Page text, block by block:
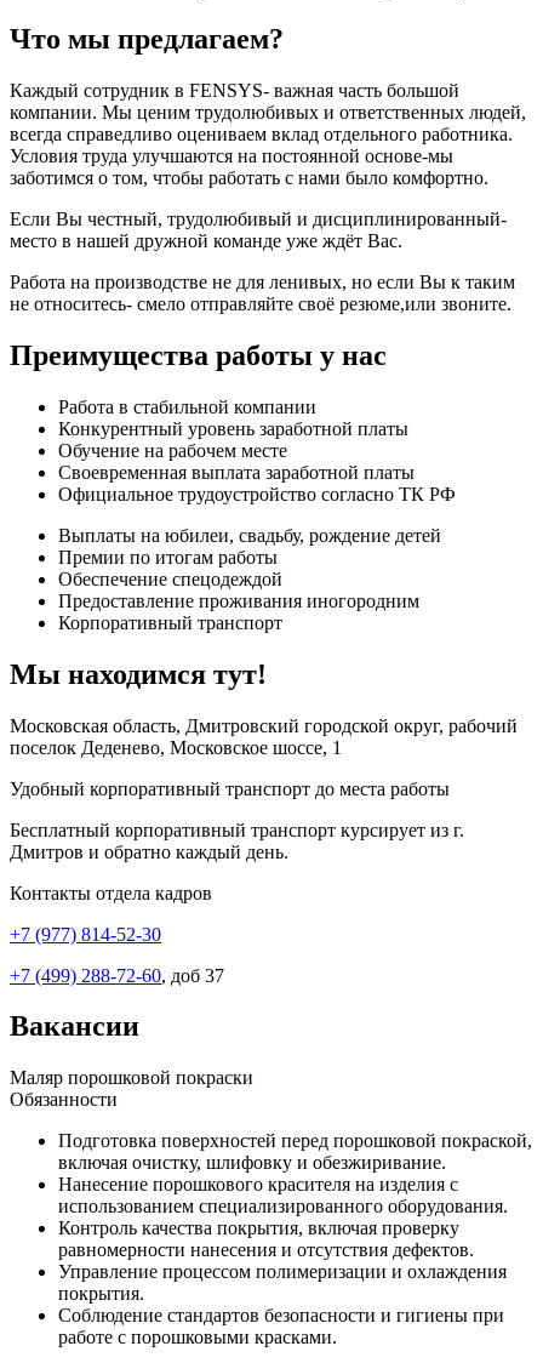
Что мы предлагаем?
Каждый сотрудник в FENSYS- важная часть большой
компании. Мы ценим трудолюбивых и ответственных людей,
всегда справедливо оцениваем вклад отдельного работника.
Условия труда улучшаются на постоянной основе-мы
заботимся о том, чтобы работать с нами было комфортно.
Если Вы честный, трудолюбивый и дисциплинированный-
место в нашей дружной команде уже ждёт Вас.
Работа на производстве не для ленивых, но если Вы к таким
не относитесь- смело отправляйте своё резюме,или звоните.
Преимущества работы у нас
Работа в стабильной компании
Конкурентный уровень заработной платы
Обучение на рабочем месте
Своевременная выплата заработной платы
Официальное трудоустройство согласно ТК РФ
Выплаты на юбилеи, свадьбу, рождение детей
Премии по итогам работы
Обеспечение спецодеждой
Предоставление проживания иногородним
Корпоративный транспорт
Мы находимся тут!
Московская область, Дмитровский городской округ, рабочий
поселок Деденево, Московское шоссе, 1
Удобный корпоративный транспорт до места работы
Бесплатный корпоративный транспорт курсирует из г.
Дмитров и обратно каждый день.
Контакты отдела кадров
+7 (977) 814-52-30
+7 (499) 288-72-60, доб 37
Вакансии
Маляр порошковой покраски
Обязанности
Подготовка поверхностей перед порошковой покраской,
включая очистку, шлифовку и обезжиривание.
Нанесение порошкового красителя на изделия с
использованием специализированного оборудования.
Контроль качества покрытия, включая проверку
равномерности нанесения и отсутствия дефектов.
Управление процессом полимеризации и охлаждения
покрытия.
Соблюдение стандартов безопасности и гигиены при
работе с порошковыми красками.